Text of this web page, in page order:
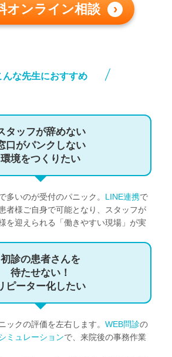
オンライン相談 ›
んな先生におすすめ ／
タッフが辞めない
口がパンクしない
環境をつくりたい
多いのが受付のパニック。 LINE連携で
者様ご自身で可能となり、スタッフが
を迎えられる「働きやすい現場」が実
初診の患者さんを
待たせない！
ピーター化したい
ックの評価を左右します。 WEB問診の
ミュレーションで、来院後の事務作業